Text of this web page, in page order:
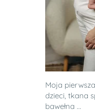
Moja
dzieci, tkana
bawełna ...